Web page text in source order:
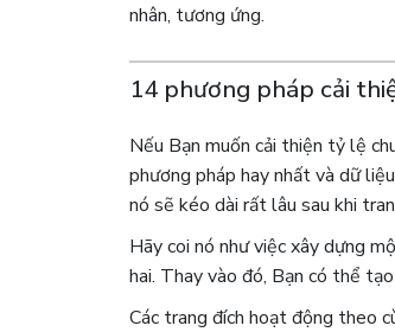
nhân, tương ứng.
14 phương pháp cải
Nếu Bạn muốn cải thiện tỷ lệ
phương pháp hay nhất và dữ
nó sẽ kéo dài rất lâu sau khi
Hãy coi nó như việc xây dựng
hai. Thay vào đó, Bạn có thể
Các trang đích hoạt động theo